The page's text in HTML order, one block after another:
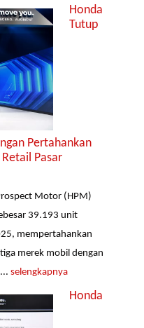
Honda
Tutup
Pertahankan
Pasar
Motor (HPM)
39.193 unit
mempertahankan
merek mobil dengan
...selengkapnya
Honda